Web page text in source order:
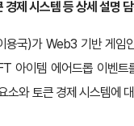
경제 시스템 등 상세 설명
용국)가 Web3 기반 게임
아이템 에어드롭 이벤트
소와 토큰 경제 시스템에